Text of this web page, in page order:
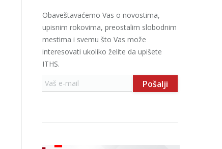
Obaveštavaćemo Vas o novostima,
upisnim rokovima, preostalim slobodnim
mestima i svemu što Vas može
interesovati ukoliko želite da upišete
ITHS.